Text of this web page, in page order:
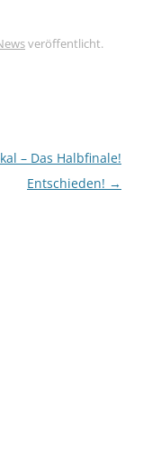
veröffentlicht.
– Das Halbfinale!
Entschieden! →